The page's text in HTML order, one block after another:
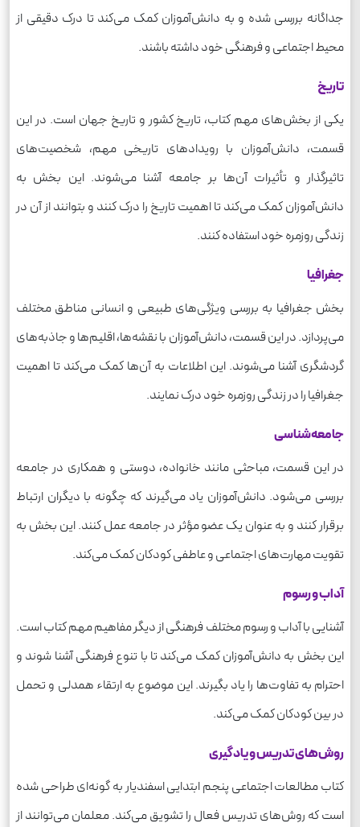
جداگانه بررسی شده و به دانش‌آموزان کمک می‌کند تا درک دقیقی از
محیط اجتماعی و فرهنگی خود داشته باشند.
تاریخ
یکی از بخش‌های مهم کتاب، تاریخ کشور و تاریخ جهان است. در این
قسمت، دانش‌آموزان با رویدادهای تاریخی مهم، شخصیت‌های
تاثیرگذار و تأثیرات آن‌ها بر جامعه آشنا می‌شوند. این بخش به
دانش‌آموزان کمک می‌کند تا اهمیت تاریخ را درک کنند و بتوانند از آن در
زندگی روزمره خود استفاده کنند.
جغرافیا
بخش جغرافیا به بررسی ویژگی‌های طبیعی و انسانی مناطق مختلف
می‌پردازد. در این قسمت، دانش‌آموزان با نقشه‌ها، اقلیم‌ها و جاذبه‌های
گردشگری آشنا می‌شوند. این اطلاعات به آن‌ها کمک می‌کند تا اهمیت
جغرافیا را در زندگی روزمره خود درک نمایند.
جامعه‌شناسی
در این قسمت، مباحثی مانند خانواده، دوستی و همکاری در جامعه
بررسی می‌شود. دانش‌آموزان یاد می‌گیرند که چگونه با دیگران ارتباط
برقرار کنند و به عنوان یک عضو مؤثر در جامعه عمل کنند. این بخش به
تقویت مهارت‌های اجتماعی و عاطفی کودکان کمک می‌کند.
آداب و رسوم
آشنایی با آداب و رسوم مختلف فرهنگی از دیگر مفاهیم مهم کتاب است.
این بخش به دانش‌آموزان کمک می‌کند تا با تنوع فرهنگی آشنا شوند و
احترام به تفاوت‌ها را یاد بگیرند. این موضوع به ارتقاء همدلی و تحمل
در بین کودکان کمک می‌کند.
روش‌های تدریس و یادگیری
کتاب مطالعات اجتماعی پنجم ابتدایی اسفندیار به گونه‌ای طراحی شده
است که روش‌های تدریس فعال را تشویق می‌کند. معلمان می‌توانند از